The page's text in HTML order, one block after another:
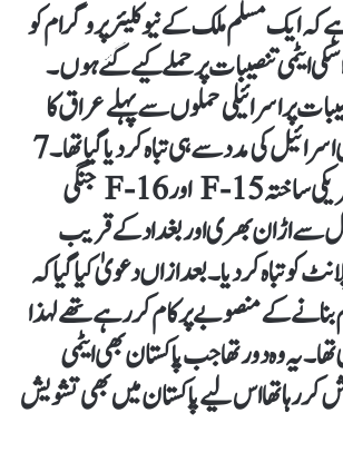
کہ ایک مسلم ملک کے نیوکلیئر پروگرام کو
ایٹمی تنصیبات پر حملے کیے گئے ہوں۔
پر اسرائیلی حملوں سے پہلے عراق کا
نیوکلیئر پروگرام بھی اسرائیل کی مدد سے ہی تباہ کر دیا گیا تھا۔ 7
جون 1981 کو امریکی ساختہ F-15 اور F-16 جنگی
سے اڑان بھری اور بغداد کے قریب
کو تباہ کر دیا ۔بعد ازاں دعویٰ کیا گیا کہ
کے منصوبے پر کام کررہے تھے لہذا
یہ وہ دور تھا جب پاکستان بھی ایٹمی
رہا تھا اس لیے پاکستان میں بھی تشویش